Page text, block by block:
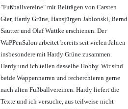
"Fußballvereine" mit Beiträgen von Carsten
Gier, Hardy Grüne, Hansjürgen Jablonski, Bernd
Sautter und Olaf Wuttke erschienen. Der
WaPPenSalon arbeitet bereits seit vielen Jahren
insbesondere mit Hardy Grüne zusammen.
Hardy und ich teilen dasselbe Hobby. Wir sind
beide Wappennarren und recherchieren gerne
nach alten Fußballvereinen. Hardy liefert die
Texte und ich versuche, aus teilweise nicht